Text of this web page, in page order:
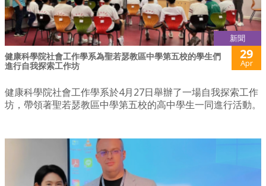
新聞
健康科學院社會工作學系為聖若瑟教區中學第五校的學生們
進行自我探索工作坊
29
Apr
健康科學院社會工作學系於4月27日舉辦了一場自我探索工作
坊，帶領著聖若瑟教區中學第五校的高中學生一同進行活動。